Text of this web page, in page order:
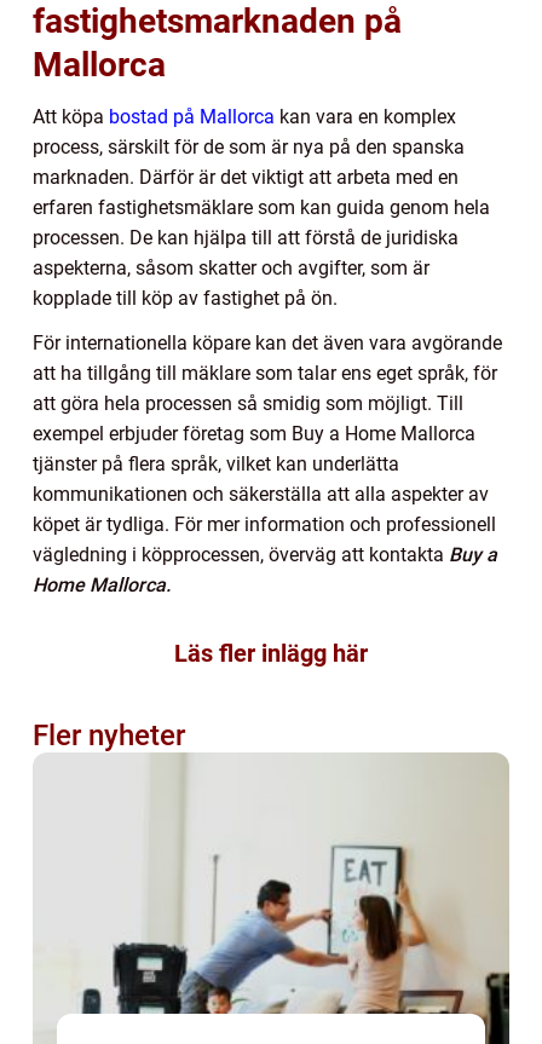
fastighetsmarknaden på
Mallorca
Att köpa bostad på Mallorca kan vara en komplex
process, särskilt för de som är nya på den spanska
marknaden. Därför är det viktigt att arbeta med en
erfaren fastighetsmäklare som kan guida genom hela
processen. De kan hjälpa till att förstå de juridiska
aspekterna, såsom skatter och avgifter, som är
kopplade till köp av fastighet på ön.
För internationella köpare kan det även vara avgörande
att ha tillgång till mäklare som talar ens eget språk, för
att göra hela processen så smidig som möjligt. Till
exempel erbjuder företag som Buy a Home Mallorca
tjänster på flera språk, vilket kan underlätta
kommunikationen och säkerställa att alla aspekter av
köpet är tydliga. För mer information och professionell
vägledning i köpprocessen, överväg att kontakta Buy a
Home Mallorca.
Läs fler inlägg här
Fler nyheter